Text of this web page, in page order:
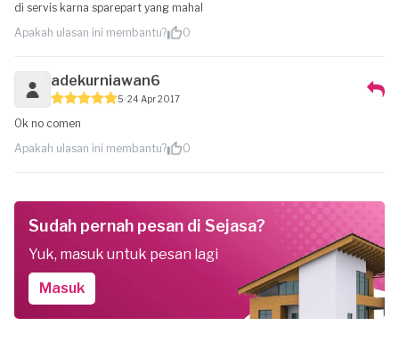
di servis karna sparepart yang mahal
Apakah ulasan ini membantu?
0
adekurniawan6
5 24 Apr 2017
Ok no comen
Apakah ulasan ini membantu?
0
Sudah pernah pesan di Sejasa?
Yuk, masuk untuk pesan lagi
Masuk